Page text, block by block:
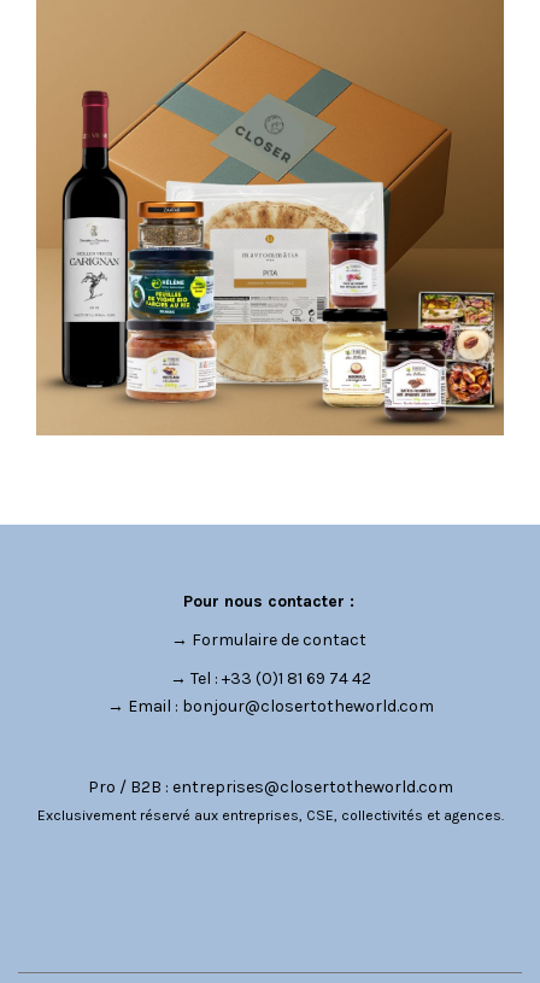
Pour nous contacter :
→ Formulaire de contact
→ Tel : +33 (0)1 81 69 74 42
→ Email : bonjour@closertotheworld.com
Pro / B2B : entreprises@closertotheworld.com
Exclusivement réservé aux entreprises, CSE, collectivités et agences.